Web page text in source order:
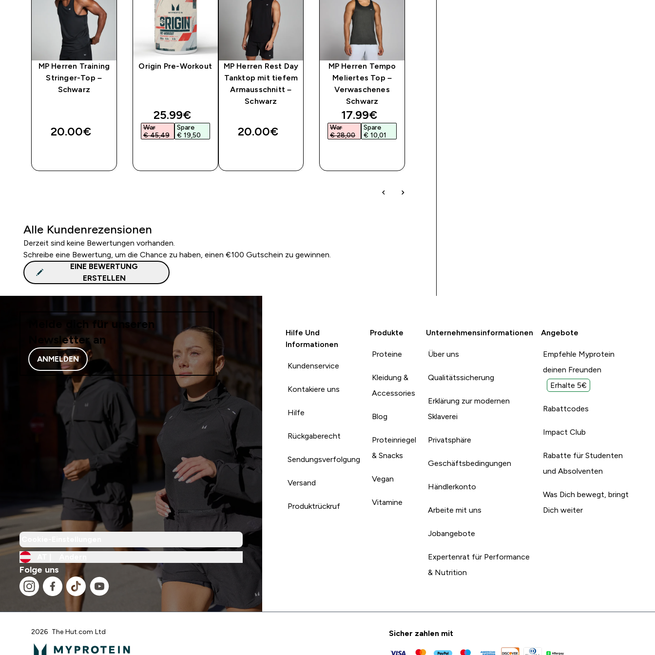
MP Herren Training
Stringer-Top –
Schwarz
20.00€‎
Origin Pre-Workout
discounted price
25.99€‎
War
€ 45,49‎
Spare
€ 19,50‎
MP Herren Rest Day
Tanktop mit tiefem
Armausschnitt –
Schwarz
20.00€‎
MP Herren Tempo
Meliertes Top –
Verwaschenes
Schwarz
discounted price
17.99€‎
War
€ 28,00‎
Spare
€ 10,01‎
Alle Kundenrezensionen
Derzeit sind keine Bewertungen vorhanden.
Schreibe eine Bewertung, um die Chance zu haben, einen €100 Gutschein zu gewinnen.
EINE BEWERTUNG
ERSTELLEN
Melde dich für unseren
Newsletter an
ANMELDEN
Folge uns
Hilfe Und
Informationen
Kundenservice
Kontakiere uns
Hilfe
Rückgaberecht
Sendungsverfolgung
Versand
Produktrückruf
Produkte
Proteine
Kleidung &
Accessories
Blog
Proteinriegel
& Snacks
Vegan
Vitamine
Unternehmensinformationen
Über uns
Qualitätssicherung
Erklärung zur modernen
Sklaverei
Privatsphäre
Geschäftsbedingungen
Händlerkonto
Arbeite mit uns
Jobangebote
Expertenrat für Performance
& Nutrition
Angebote
Empfehle Myprotein
deinen Freunden
Erhalte 5€
Rabattcodes
Impact Club
Rabatte für Studenten
und Absolventen
Was Dich bewegt, bringt
Dich weiter
2026 The Hut.com Ltd Sicher zahlen mit